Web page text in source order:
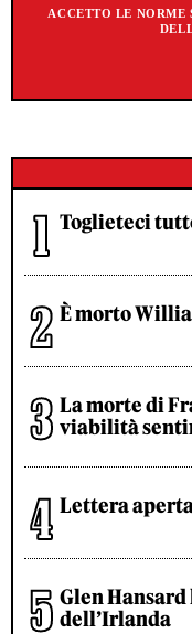
ACCETTO LE NORME
Toglieteci
È morto
La morte di
viabilità
Lettera
Glen
dell’Irlanda